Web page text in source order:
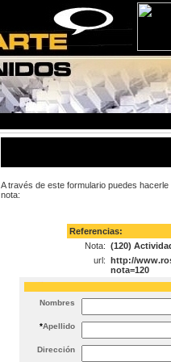
A través de este formulario puedes
nota:
Referencias:
Nota: (120)
url: http://
nota=120
Nombres
*Apellido
Dirección